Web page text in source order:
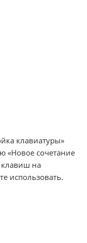
клавиатуры»
«Новое сочетание
клавиш на
использовать.